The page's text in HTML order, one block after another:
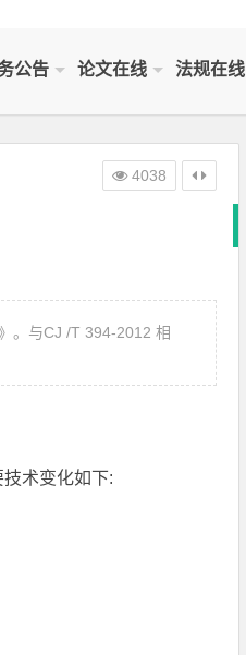
公告 论文在线 法规在线
。与CJ /T 394-2012 相
术变化如下:
4038